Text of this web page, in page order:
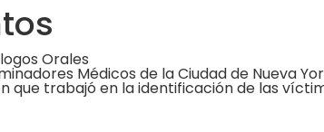
Orales
Médicos de la Ciudad de Nueva
trabajó en la identificación de las